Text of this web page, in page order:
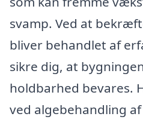
svamp. Ved at
bliver behandlet af
sikre dig, at
holdbarhed bevares.
ved algebehandling